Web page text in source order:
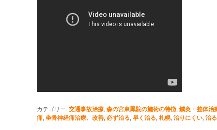
カテゴリー: 交通事故治療, 森の宮東鳳院の施術の特徴, 鍼灸・整体治
痛, 坐骨神経痛治療、改善, 必ず治る, 早く治る, 札幌, 治りにくい, 治る